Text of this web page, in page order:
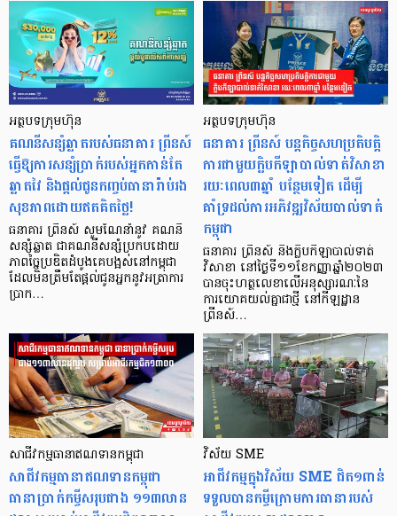
អត្ថបទក្រុមហ៊ុន
គណនីសន្សំឆ្លាតរបស់ធនាគារ ព្រីនស៍
ធ្វើឱ្យការសន្សំប្រាក់របស់អ្នកកាន់តែ
ឆ្លាតវៃ និងផ្ដល់ជូនកញ្ចប់ធានារ៉ាប់រង
សុខភាពដោយឥតគិតថ្លៃ!
ធនាគារ ព្រីនស៍ សូមណែនាំនូវ គណនី
សន្សំឆ្លាត ជាគណនីសន្សំប្រកបដោយ
ភាពច្នៃប្រឌិតដំបូងគេបង្អស់នៅកម្ពុជា
ដែលមិនត្រឹមតែផ្តល់ជូនអ្នកនូវអត្រាការ
ប្រាក…
អត្ថបទក្រុមហ៊ុន
ធនាគារ ព្រីនស៍ បន្តកិច្ចសហប្រតិបត្តិ
ការជាមួយក្លិបកីឡាបាល់ទាត់វិសាខា
រយៈពេល៣ឆ្នាំ បនែ្ថមទៀត ដើម្បី
គាំទ្រដល់ការអភិវឌ្ឍវិស័យបាល់ទាត់
កម្ពុជា
ធនាគារ ព្រីនស៍ និងក្លិបកីឡាបាល់ទាត់
វិសាខា នៅថ្ងៃទី១១ខែកញ្ញាឆ្នាំ២០២៣
បានចុះហត្ថលេខាលើអនុស្សារណៈនៃ
ការយោគយល់គ្នាជាថ្មី នៅកីឡដ្ឋាន
ព្រីនស៍…
សាជីវកម្មធានាឥណទានកម្ពុជា
សាជីវកម្មធានាឥណទានកម្ពុជា
ធានាប្រាក់កម្ចីសរុបជាង ១១៣លាន
វិស័យ SME
អាជីវកម្មក្នុងវិស័យ SME ជិត១ពាន់
ទទួលបានកម្ចីក្រោមការធានារបស់